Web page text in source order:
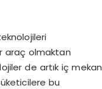
araç olmaktan
de artık iç mekan
bu